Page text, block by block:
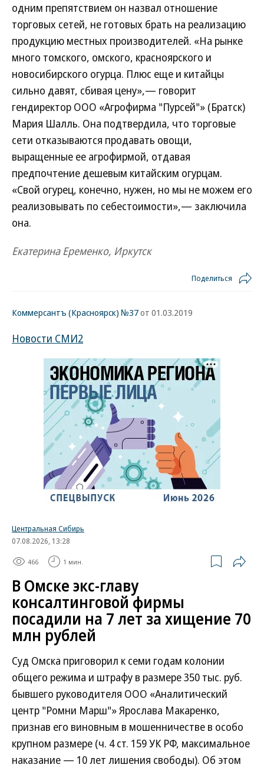
одним препятствием он назвал отношение
торговых сетей, не готовых брать на реализацию
продукцию местных производителей. «На рынке
много томского, омского, красноярского и
новосибирского огурца. Плюс еще и китайцы
сильно давят, сбивая цену»,— говорит
гендиректор ООО «Агрофирма "Пурсей"» (Братск)
Мария Шалль. Она подтвердила, что торговые
сети отказываются продавать овощи,
выращенные ее агрофирмой, отдавая
предпочтение дешевым китайским огурцам.
«Свой огурец, конечно, нужен, но мы не можем его
реализовывать по себестоимости»,— заключила
она.
Екатерина Еременко, Иркутск
Поделиться
Коммерсантъ (Красноярск) №37от 01.03.2019
Новости СМИ2
Центральная Сибирь
07.08.2026, 13:28
466 1 мин.
В Омске экс-главу
консалтинговой фирмы
посадили на 7 лет за хищение 70
млн рублей
Суд Омска приговорил к семи годам колонии
общего режима и штрафу в размере 350 тыс. руб.
бывшего руководителя ООО «Аналитический
центр "Ромни Марш"» Ярослава Макаренко,
признав его виновным в мошенничестве в особо
крупном размере (ч. 4 ст. 159 УК РФ, максимальное
наказание — 10 лет лишения свободы). Об этом